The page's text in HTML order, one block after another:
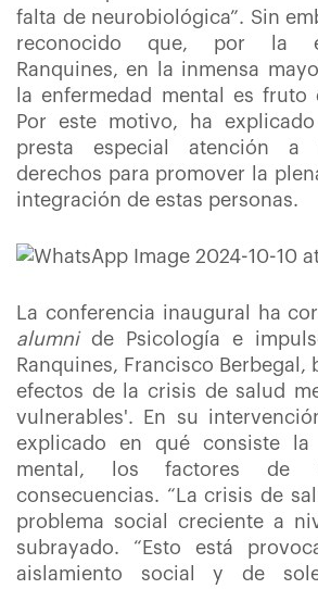
falta de neurobiológica”. Sin
reconocido que, por la
Ranquines, en la inmensa
la enfermedad mental es fruto
Por este motivo, ha
presta especial atención a
derechos para promover la
integración de estas personas.
La conferencia inaugural ha
alumnide Psicología e
Ranquines, Francisco Berbegal,
efectos de la crisis de salud
vulnerables'. En su
explicado en qué consiste
mental, los factores de
consecuencias. “La crisis de
problema social creciente a
subrayado. “Esto está
aislamiento social y de